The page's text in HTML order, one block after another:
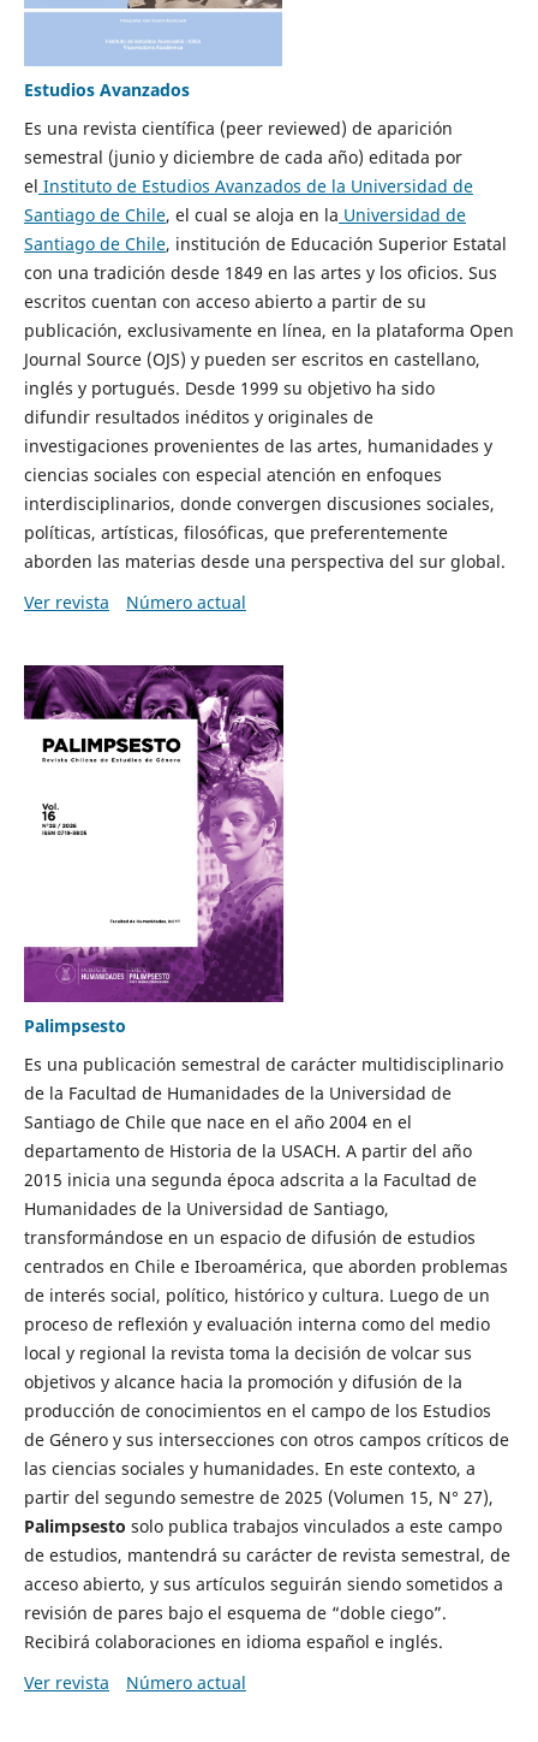
Estudios Avanzados
Es una revista científica (peer reviewed) de aparición
semestral (junio y diciembre de cada año) editada por
el Instituto de Estudios Avanzados de la Universidad de
Santiago de Chile, el cual se aloja en la Universidad de
Santiago de Chile, institución de Educación Superior Estatal
con una tradición desde 1849 en las artes y los oficios. Sus
escritos cuentan con acceso abierto a partir de su
publicación, exclusivamente en línea, en la plataforma Open
Journal Source (OJS) y pueden ser escritos en castellano,
inglés y portugués. Desde 1999 su objetivo ha sido
difundir resultados inéditos y originales de
investigaciones provenientes de las artes, humanidades y
ciencias sociales con especial atención en enfoques
interdisciplinarios, donde convergen discusiones sociales,
políticas, artísticas, filosóficas, que preferentemente
aborden las materias desde una perspectiva del sur global.
Ver revista
Número actual
Palimpsesto
Es una publicación semestral de carácter multidisciplinario
de la Facultad de Humanidades de la Universidad de
Santiago de Chile que nace en el año 2004 en el
departamento de Historia de la USACH. A partir del año
2015 inicia una segunda época adscrita a la Facultad de
Humanidades de la Universidad de Santiago,
transformándose en un espacio de difusión de estudios
centrados en Chile e Iberoamérica, que aborden problemas
de interés social, político, histórico y cultura. Luego de un
proceso de reflexión y evaluación interna como del medio
local y regional la revista toma la decisión de volcar sus
objetivos y alcance hacia la promoción y difusión de la
producción de conocimientos en el campo de los Estudios
de Género y sus intersecciones con otros campos críticos de
las ciencias sociales y humanidades. En este contexto, a
partir del segundo semestre de 2025 (Volumen 15, N° 27),
Palimpsesto solo publica trabajos vinculados a este campo
de estudios, mantendrá su carácter de revista semestral, de
acceso abierto, y sus artículos seguirán siendo sometidos a
revisión de pares bajo el esquema de “doble ciego”.
Recibirá colaboraciones en idioma español e inglés.
Ver revista
Número actual